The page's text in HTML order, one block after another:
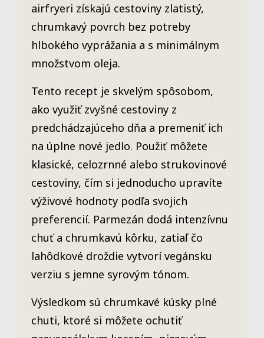
airfryeri získajú cestoviny zlatistý,
chrumkavý povrch bez potreby
hlbokého vyprážania a s minimálnym
množstvom oleja.
Tento recept je skvelým spôsobom,
ako využiť zvyšné cestoviny z
predchádzajúceho dňa a premeniť ich
na úplne nové jedlo. Použiť môžete
klasické, celozrnné alebo strukovinové
cestoviny, čím si jednoducho upravíte
výživové hodnoty podľa svojich
preferencií. Parmezán dodá intenzívnu
chuť a chrumkavú kôrku, zatiaľ čo
lahôdkové droždie vytvorí vegánsku
verziu s jemne syrovým tónom.
Výsledkom sú chrumkavé kúsky plné
chuti, ktoré si môžete ochutiť